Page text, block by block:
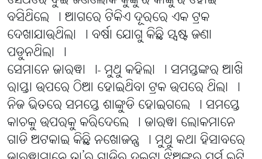
ବସିଥିଲେ । ଆଗରେ ଟିକିଏ ଦୂରରେ ଏକ ଟ୍ରକ
ଦେଖାଯାଉଥିଲା । ବର୍ଷା ଯୋଗୁ କିଛି ସ୍ପଷ୍ଟ ଜଣା
ପଡୁନଥିଲା ।
ସେମାନେ ଜାରୱା ।- ମୁଥୁ କହିଲା । ସମସ୍ତଙ୍କର ଆଖି
ରାସ୍ତା ଉପରେ ଠିଆ ହୋଇଥିବା ଟ୍ରକ ଉପରେ ଥିଲା ।
ନିଜ ଭିତରେ ସମସ୍ତେ ଶାଙ୍କୁଡି ହୋଇଗଲେ । ସମସ୍ତେ
କାଚକୁ ଉପରକୁ କରିଦେଲେ । ଜାରୱା ଲୋକମାନେ
ଗାଡି ଅଟକାଇ କିଛି ନଖୋଜନ୍ତୁ । ମୁଥୁ କଥା ହିସାବରେ